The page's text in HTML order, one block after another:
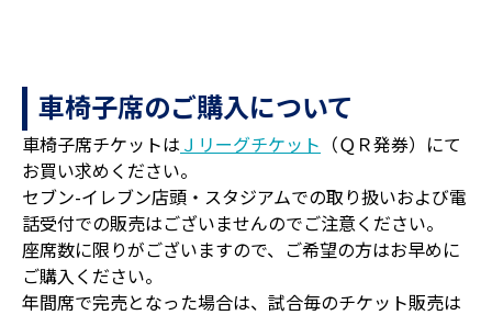
車椅子席のご購入について
車椅子席チケットは Ｊリーグチケット （ＱＲ発券）にて
お買い求めください。
セブン-イレブン店頭・スタジアムでの取り扱いおよび電
話受付での販売はございませんのでご注意ください。
座席数に限りがございますので、ご希望の方はお早めに
ご購入ください。
年間席で完売となった場合は、試合毎のチケット販売は